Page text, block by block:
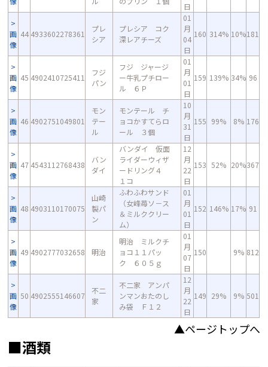
日
画
像
44 4933602278361
プレ
シア
プレシア コク
深レアチーズ
01
月
04
日
160 314% 10%181
画
像
45 4902410725411
フジ
パン
フジ ジャージ
ー牛乳プチロー
ル ６Ｐ
01
月
01
日
159 139% 34% 96
画
像
46 4902751049801
モン
テー
ル
モンテール チ
ョコかすてらロ
ール ３個
10
月
31
日
155 99% 8% 176
画
像
47 4543112768438
バン
ダイ
バンダイ 仮面
ライダーウィザ
ードリング４
１コ
12
月
22
日
153 52% 20%367
画
像
48 4903110170075
山崎
製パ
ン
ふわふわサンド
（女峰苺ソ－ス
＆ミルククリー
ム）
01
月
01
日
152 146% 17% 91
画
像
49 4902777032658 明治
明治 ミルクチ
ョコ１１パッ
ク ６０５ｇ
01
月
07
日
150 9% 812
画
像
50 4902555146607
不二
家
不二家 アンパ
ンマンおたのし
み袋 Ｆ１２
12
月
22
日
149 29% 9% 501
▲ページトップへ
■酒類